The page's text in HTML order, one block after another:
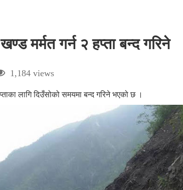
मर्मत गर्न २ हप्ता बन्द गरिने
1,184 views
लागि दिउँसोको समयमा बन्द गरिने भएको छ ।